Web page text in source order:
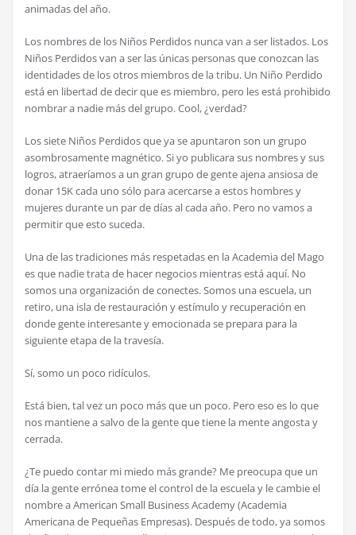
animadas del año.
Los nombres de los Niños Perdidos nunca van a ser listados. Los
Niños Perdidos van a ser las únicas personas que conozcan las
identidades de los otros miembros de la tribu. Un Niño Perdido
estáen libertad de decir que es miembro, pero les está prohibido
nombrar a nadie más del grupo. Cool,¿verdad?
Los siete Niños Perdidos que ya se apuntaron son un grupo
asombrosamente magnético. Si yo publicara sus nombres y sus
logros, atraeríamos a un gran grupo de gente ajena ansiosa de
donar 15K cada uno sólo para acercarse a estos hombres y
mujeres durante un par de días al cada año. Pero no vamos a
permitir que esto suceda.
Una de las tradiciones más respetadas en la Academia del Mago
es que nadie trata de hacer negocios mientras estáaquí. No
somos una organización de conectes. Somos una escuela, un
retiro, una isla de restauración y estímulo y recuperación en
donde gente interesante y emocionada se prepara para la
siguiente etapa de la travesía.
Sí, somo un poco ridículos.
Está bien, tal vez un poco más que un poco. Pero eso es lo que
nos mantiene a salvo de la gente que tiene la mente angosta y
cerrada.
¿Te puedo contar mi miedo más grande? Me preocupa que un
día la gente errónea tome el control de la escuela y le cambie el
nombre a American Small Business Academy (Academia
Americana de Pequeñas Empresas). Después de todo, ya somos